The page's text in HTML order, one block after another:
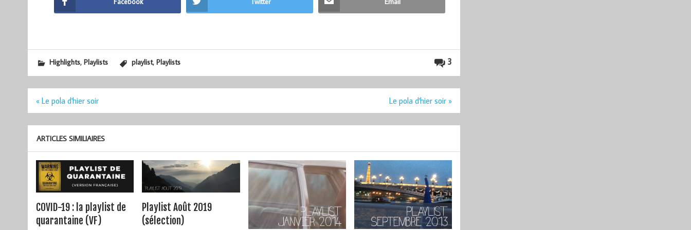
3
Highlights, Playlists playlist, Playlists
Navigation
l’article
« Le pola d'hier soir Le pola d'hier soir »
ARTICLES SIMILIAIRES
COVID-19 : la playlist de
quarantaine (VF)
Playlist Août 2019
(sélection)